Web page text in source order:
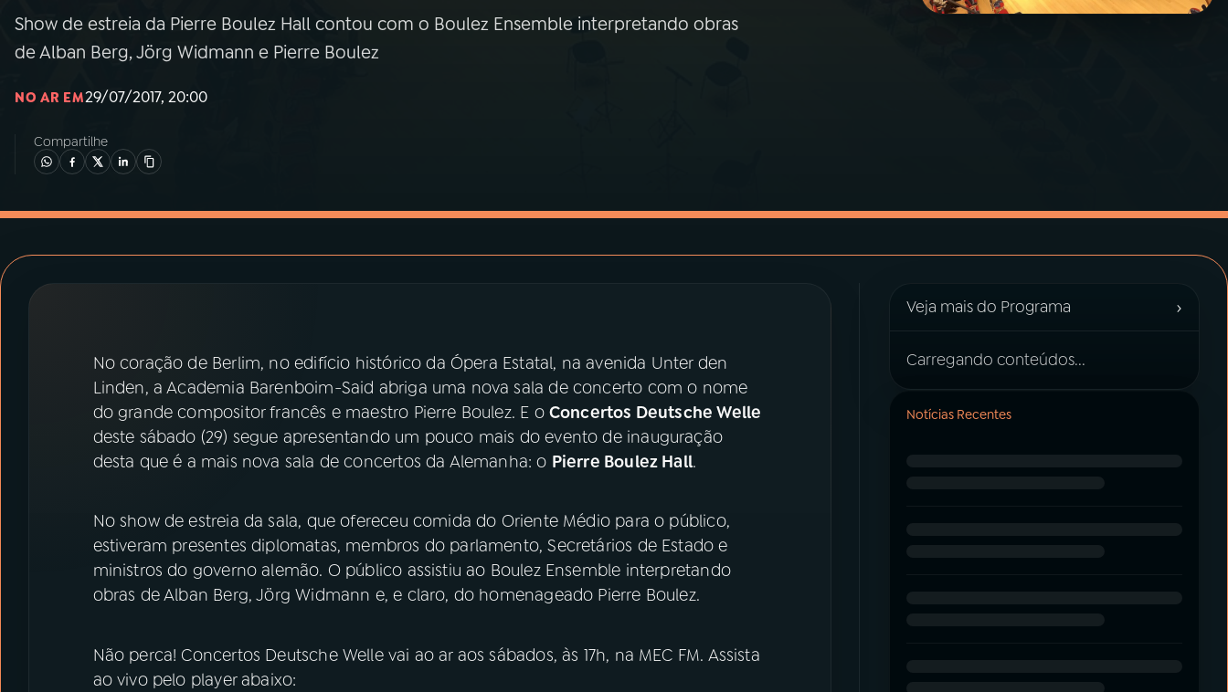
06VIDEOCASTS
07 ÚLTIMAS
08PRÊMIO RÁDIO MEC
ACOMPANHE A RÁDIO MEC
Instagram X
Show de estreia da Pierre Boulez Hall contou com o Boulez Ensemble interpretando obras
de Alban Berg, Jörg Widmann e Pierre Boulez
NO AR EM29/07/2017, 20:00
Compartilhe
No coração de Berlim, no edifício histórico da Ópera Estatal, na avenida Unter den
Linden, a Academia Barenboim-Said abriga uma nova sala de concerto com o nome
do grande compositor francês e maestro Pierre Boulez. E o Concertos Deutsche Welle
deste sábado (29) segue apresentando um pouco mais do evento de inauguração
desta que é a mais nova sala de concertos da Alemanha: o Pierre Boulez Hall.
No show de estreia da sala, que ofereceu comida do Oriente Médio para o público,
estiveram presentes diplomatas, membros do parlamento, Secretários de Estado e
ministros do governo alemão. O público assistiu ao Boulez Ensemble interpretando
obras de Alban Berg, Jörg Widmann e, e claro, do homenageado Pierre Boulez.
Não perca! Concertos Deutsche Welle vai ao ar aos sábados, às 17h, na MEC FM. Assista
ao vivo pelo player abaixo:
Veja mais do Programa ›
Carregando conteúdos...
Notícias Recentes